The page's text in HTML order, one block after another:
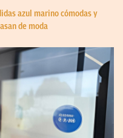
azul marino cómodas y
de moda